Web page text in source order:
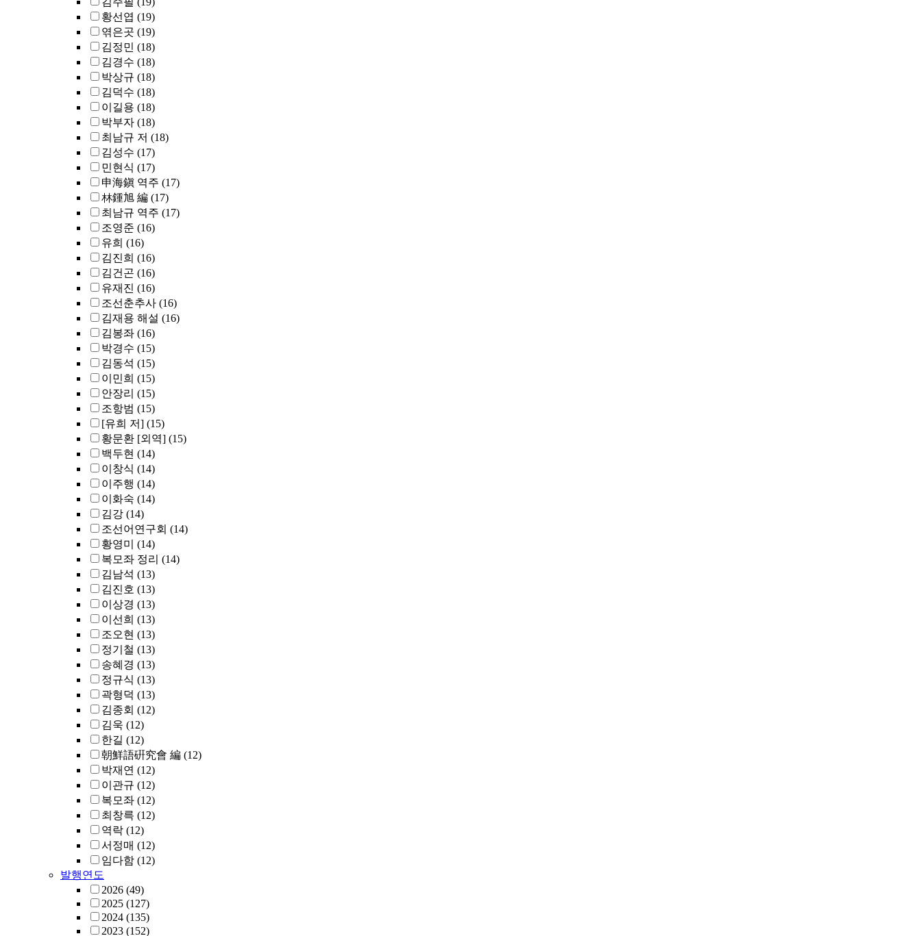
황선엽 (19)
엮은곳 (19)
김정민 (18)
김경수 (18)
박상규 (18)
김덕수 (18)
이길용 (18)
박부자 (18)
최남규 저 (18)
김성수 (17)
민현식 (17)
申海鎭 역주 (17)
林鍾旭 編 (17)
최남규 역주 (17)
조영준 (16)
유희 (16)
김진희 (16)
김건곤 (16)
유재진 (16)
조선춘추사 (16)
김재용 해설 (16)
김봉좌 (16)
박경수 (15)
김동석 (15)
이민희 (15)
안장리 (15)
조항범 (15)
[유희 저] (15)
황문환 [외역] (15)
백두현 (14)
이창식 (14)
이주행 (14)
이화숙 (14)
김강 (14)
조선어연구회 (14)
황영미
(14)
복모좌 정리 (14)
김남석 (13)
김진호 (13)
이상경 (13)
이선희 (13)
조오현 (13)
정기철 (13)
송혜경 (13)
정규식 (13)
곽형덕 (13)
김종회 (12)
김욱 (12)
한길 (12)
朝鮮語硏究會 編 (12)
박재연 (12)
이관규 (12)
복모좌 (12)
최창륵 (12)
역락 (12)
서정매 (12)
임다함 (12)
발행연도
2026 (49)
2025 (127)
2024 (135)
2023 (152)